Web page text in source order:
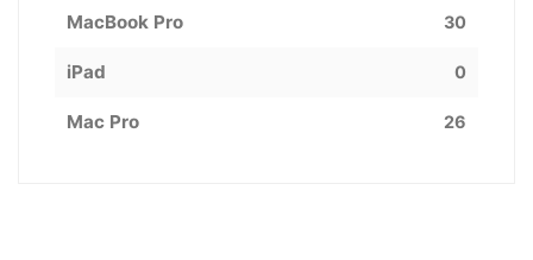
MacBook Pro 30
iPad 0
Mac Pro 26